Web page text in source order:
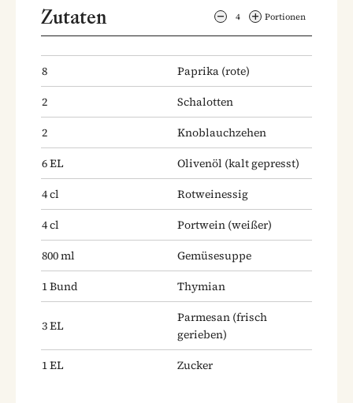
Zutaten 4 Portionen
8 Paprika (rote)
2
Schalotten
2
Knoblauchzehen
6EL Olivenöl (kalt gepresst)
4cl
Rotweinessig
4cl Portwein (weißer)
800ml
Gemüsesuppe
1Bund Thymian
3EL
Parmesan (frisch
gerieben)
1EL Zucker